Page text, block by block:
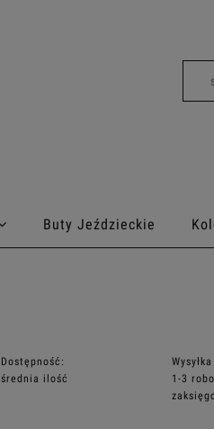
Buty Jeździeckie
Dostępność:
średnia ilość
1-3